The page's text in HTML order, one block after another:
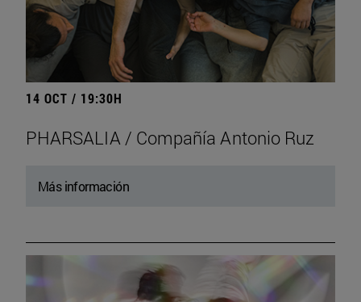
14 OCT / 19:30H
PHARSALIA / Compañía Antonio Ruz
Más información